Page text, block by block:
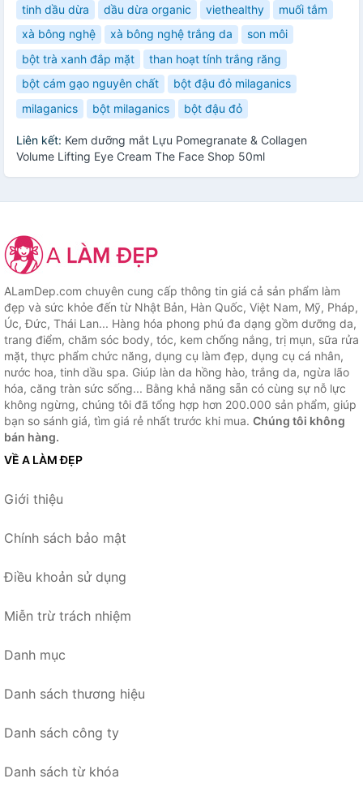
tinh dầu dừa
dầu dừa organic viethealthy
muối tắm
xà bông nghệ
xà bông nghệ trắng da
son môi
bột trà xanh đắp mặt
than hoạt tính trắng răng
bột cám gạo nguyên chất
bột đậu đỏ milaganics
milaganics
bột milaganics bột đậu đỏ
Liên kết: Kem dưỡng mắt Lựu Pomegranate & Collagen
Volume Lifting Eye Cream The Face Shop 50ml
ALamDep.com chuyên cung cấp thông tin giá cả sản phẩm làm
đẹp và sức khỏe đến từ Nhật Bản, Hàn Quốc, Việt Nam, Mỹ, Pháp,
Úc, Đức, Thái Lan... Hàng hóa phong phú đa dạng gồm dưỡng da,
trang điểm, chăm sóc body, tóc, kem chống nắng, trị mụn, sữa rửa
mặt, thực phẩm chức năng, dụng cụ làm đẹp, dụng cụ cá nhân,
nước hoa, tinh dầu spa. Giúp làn da hồng hào, trắng da, ngừa lão
hóa, căng tràn sức sống... Bằng khả năng sẵn có cùng sự nỗ lực
không ngừng, chúng tôi đã tổng hợp hơn 200.000 sản phẩm, giúp
bạn so sánh giá, tìm giá rẻ nhất trước khi mua. Chúng tôi không
bán hàng.
VỀ A LÀM ĐẸP
Giới thiệu
Chính sách bảo mật
Điều khoản sử dụng
Miễn trừ trách nhiệm
Danh mục
Danh sách thương hiệu
Danh sách công ty
Danh sách từ khóa